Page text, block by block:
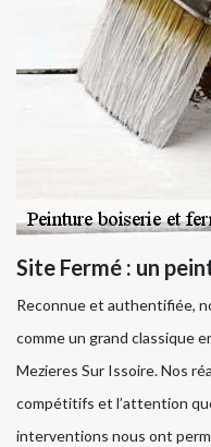
Site Fermé : un
Reconnue et authentifiée,
comme un grand classique
Mezieres Sur Issoire. Nos
compétitifs et l’attention
interventions nous ont